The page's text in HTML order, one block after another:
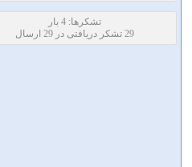
تشکرها: 4 بار
29 تشکر دریافتی در 29 ارسال